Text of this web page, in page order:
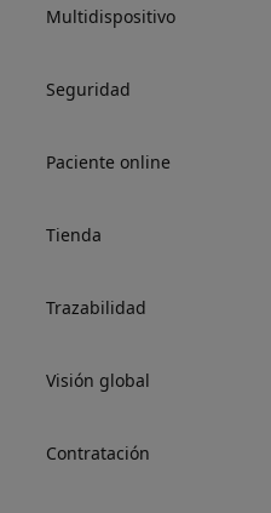
Multidispositivo
Seguridad
Paciente online
Tienda
Trazabilidad
Visión global
Contratación